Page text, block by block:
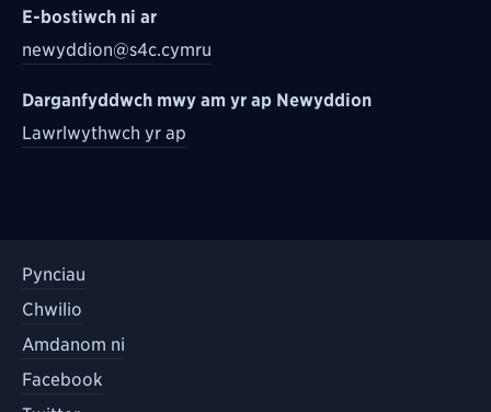
E-bostiwch ni ar
newyddion@s4c.cymru
Darganfyddwch mwy am yr ap Newyddion
Lawrlwythwch yr ap
Pynciau
Chwilio
Amdanom ni
Facebook